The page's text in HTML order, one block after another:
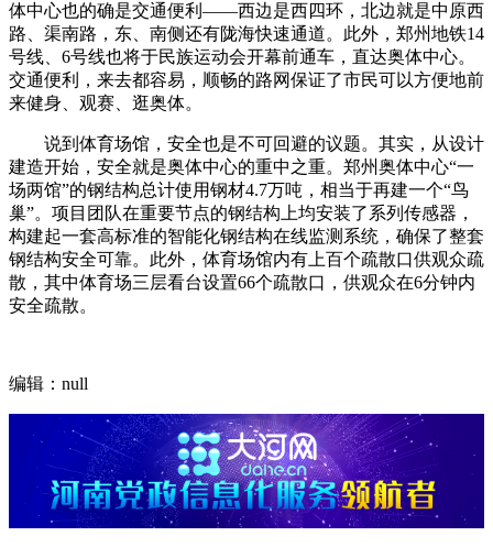
体中心也的确是交通便利——西边是西四环，北边就是中原西
路、渠南路，东、南侧还有陇海快速通道。此外，郑州地铁14
号线、6号线也将于民族运动会开幕前通车，直达奥体中心。
交通便利，来去都容易，顺畅的路网保证了市民可以方便地前
来健身、观赛、逛奥体。
说到体育场馆，安全也是不可回避的议题。其实，从设计
建造开始，安全就是奥体中心的重中之重。郑州奥体中心“一
场两馆”的钢结构总计使用钢材4.7万吨，相当于再建一个“鸟
巢”。项目团队在重要节点的钢结构上均安装了系列传感器，
构建起一套高标准的智能化钢结构在线监测系统，确保了整套
钢结构安全可靠。此外，体育场馆内有上百个疏散口供观众疏
散，其中体育场三层看台设置66个疏散口，供观众在6分钟内
安全疏散。
编辑：null